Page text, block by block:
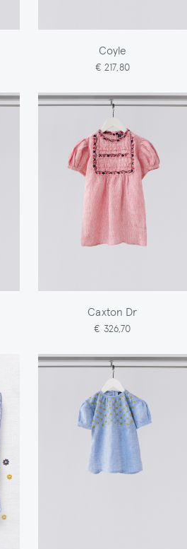
Coyle
€ 217,80
Caxton Dr
€ 326,70